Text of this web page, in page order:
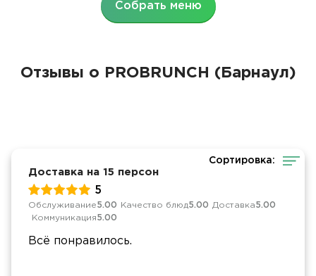
Собрать меню
Отзывы о PROBRUNCH (Барнаул)
Сортировка:
Доставка на 15 персон
5
Обслуживание5.00 Качество блюд5.00 Доставка5.00
Коммуникация5.00
Всё понравилось.